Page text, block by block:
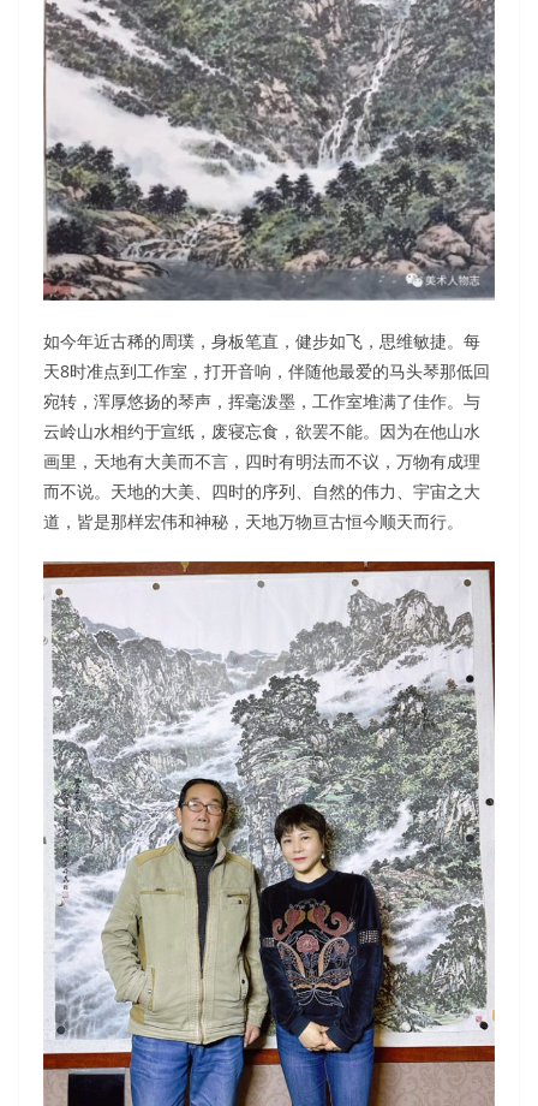
如今年近古稀的周璞，身板笔直，健步如飞，思维敏捷。每
天8时准点到工作室，打开音响，伴随他最爱的马头琴那低回
宛转，浑厚悠扬的琴声，挥毫泼墨，工作室堆满了佳作。与
云岭山水相约于宣纸，废寝忘食，欲罢不能。因为在他山水
画里，天地有大美而不言，四时有明法而不议，万物有成理
而不说。天地的大美、四时的序列、自然的伟力、宇宙之大
道，皆是那样宏伟和神秘，天地万物亘古恒今顺天而行。